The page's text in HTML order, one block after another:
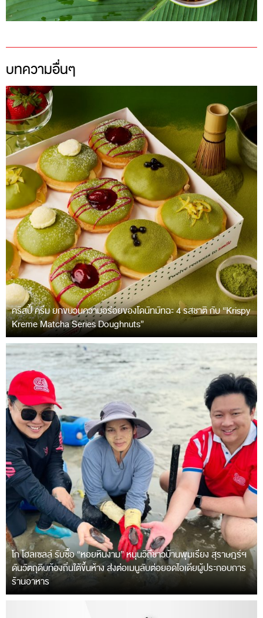
บทความอื่นๆ
คริสปี้ ครีม ยกขบวนความอร่อยของโดนัทมัทฉะ 4 รสชาติ กับ “Krispy
Kreme Matcha Series Doughnuts”
โก โฮลเซลล์ รับซื้อ “หอยหินงาม” หนุนวิถีชาวบ้านพุมเรียง สุราษฎร์ฯ
ดันวัตถุดิบท้องถิ่นใต้ขึ้นห้าง ส่งต่อเมนูลับต่อยอดไอเดียผู้ประกอบการ
ร้านอาหาร